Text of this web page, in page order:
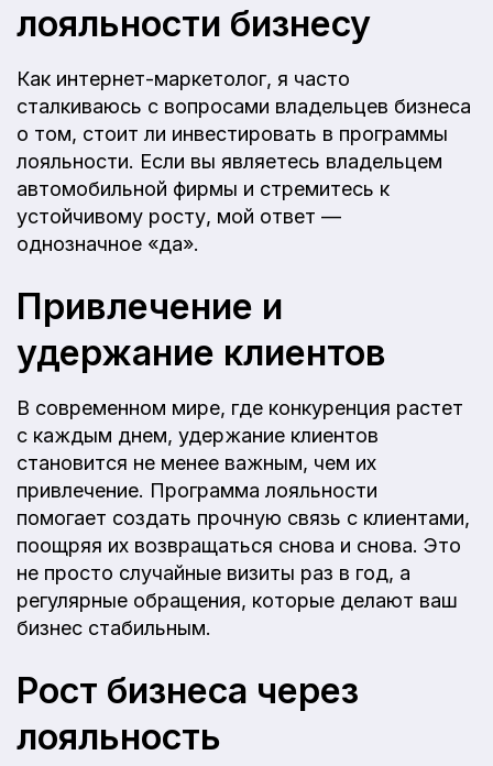
лояльности бизнесу
Как интернет-маркетолог, я часто
сталкиваюсь с вопросами владельцев бизнеса
о том, стоит ли инвестировать в программы
лояльности. Если вы являетесь владельцем
автомобильной фирмы и стремитесь к
устойчивому росту, мой ответ —
однозначное «да».
Привлечение и
удержание клиентов
В современном мире, где конкуренция растет
с каждым днем, удержание клиентов
становится не менее важным, чем их
привлечение. Программа лояльности
помогает создать прочную связь с клиентами,
поощряя их возвращаться снова и снова. Это
не просто случайные визиты раз в год, а
регулярные обращения, которые делают ваш
бизнес стабильным.
Рост бизнеса через
лояльность